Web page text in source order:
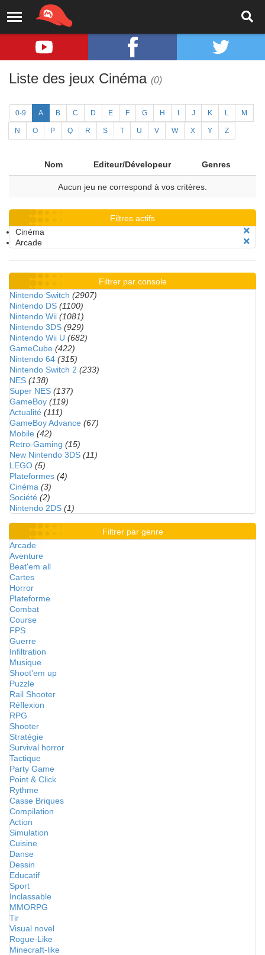
Liste des jeux Cinéma (0)
0-9 A B C D E F G H J K L M
N O P Q R S T U V W X Y Z
Nom Editeur/Dévelopeur Genres
Aucun jeu ne correspond à vos critères.
Filtres actifs
Cinéma
Arcade
Filtrer par console
Nintendo Switch (2907)
Nintendo DS (1100)
Nintendo Wii (1081)
Nintendo 3DS (929)
Nintendo Wii U (682)
GameCube (422)
Nintendo 64 (315)
Nintendo Switch 2 (233)
NES (138)
Super NES (137)
GameBoy (119)
Actualité (111)
GameBoy Advance (67)
Mobile (42)
Retro-Gaming (15)
New Nintendo 3DS (11)
LEGO (5)
Plateformes (4)
Cinéma (3)
Société (2)
Nintendo 2DS (1)
Filtrer par genre
Arcade
Aventure
Beat'em all
Cartes
Horror
Plateforme
Combat
Course
FPS
Guerre
Infiltration
Musique
Shoot'em up
Puzzle
Rail Shooter
Réflexion
RPG
Shooter
Stratégie
Survival horror
Tactique
Party Game
Point & Click
Rythme
Casse Briques
Compilation
Action
Simulation
Cuisine
Danse
Dessin
Educatif
Sport
Inclassable
MMORPG
Tir
Visual novel
Rogue-Like
Minecraft-like